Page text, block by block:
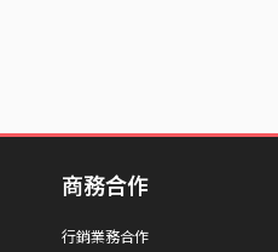
商務合作
行銷業務合作